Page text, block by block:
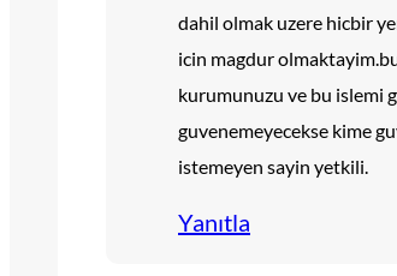
dahil olmak uzere hicbir
icin magdur
kurumunuzu ve bu islemi
guvenemeyecekse kime
istemeyen sayin yetkili.
Yanıtla